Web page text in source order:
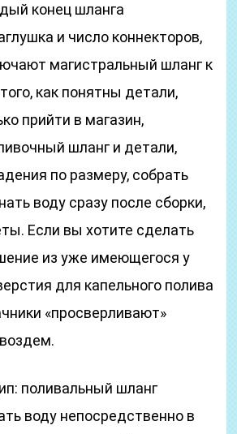
конец шланга
и число коннекторов,
магистральный шланг к
как понятны детали,
прийти в магазин,
шланг и детали,
по размеру, собрать
воду сразу после сборки,
Если вы хотите сделать
из уже имеющегося у
для капельного полива
«просверливают»
поливальный шланг
воду непосредственно в